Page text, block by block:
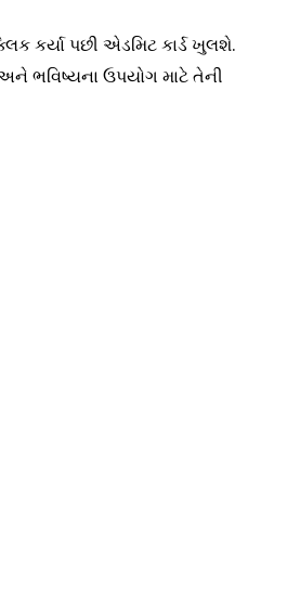
કર્યા પછી એડમિટ કાર્ડ ખુલશે.
ભવિષ્યના ઉપયોગ માટે તેની